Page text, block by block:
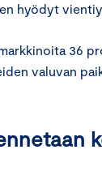
hyödyt
36
valuvan